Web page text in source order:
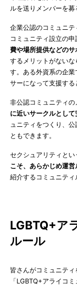
ルを送りメンバーを募
企業公認のコミュニ
コミュニティ設立の
費や場所提供などの
するメリットがない
す。ある外資系の企
サーになって支援する
非公認コミュニティの
に近いサークルとし
ュニティをつくり、
ともできます。
セクシュアリティとい
こそ、あらかじめ運
紹介するコミュニティ
LGBTQ+ア
ルール
皆さんがコミュニテ
「LGBTQ+アライコ